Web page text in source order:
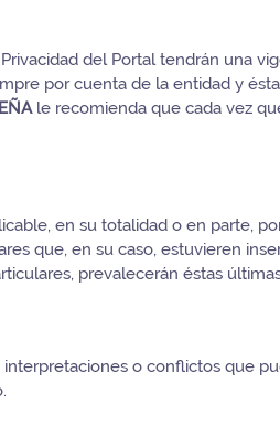
del Portal tendrán una
por cuenta de la entidad y
le recomienda que cada vez
en su totalidad o en parte,
que, en su caso, estuvieren
prevalecerán éstas
o conflictos que